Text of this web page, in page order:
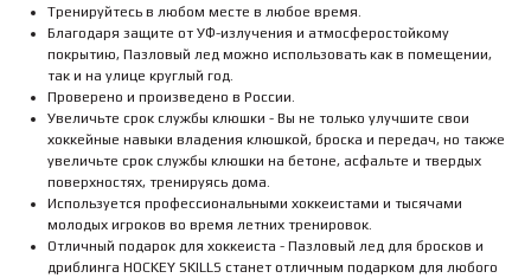
Тренируйтесь в любом месте в любое время.
Благодаря защите от УФ-излучения и атмосферостойкому
покрытию, Пазловый лед можно использовать как в помещении,
так и на улице круглый год.
Проверено и произведено в России.
Увеличьте срок службы клюшки - Вы не только улучшите свои
хоккейные навыки владения клюшкой, броска и передач, но также
увеличьте срок службы клюшки на бетоне, асфальте и твердых
поверхностях, тренируясь дома.
Используется профессиональными хоккеистами и тысячами
молодых игроков во время летних тренировок.
Отличный подарок для хоккеиста - Пазловый лед для бросков и
дриблинга HOCKEY SKILLS станет отличным подарком для любого